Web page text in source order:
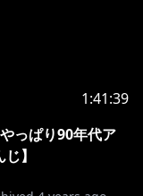
1:41:39
っぱり90年代ア
】